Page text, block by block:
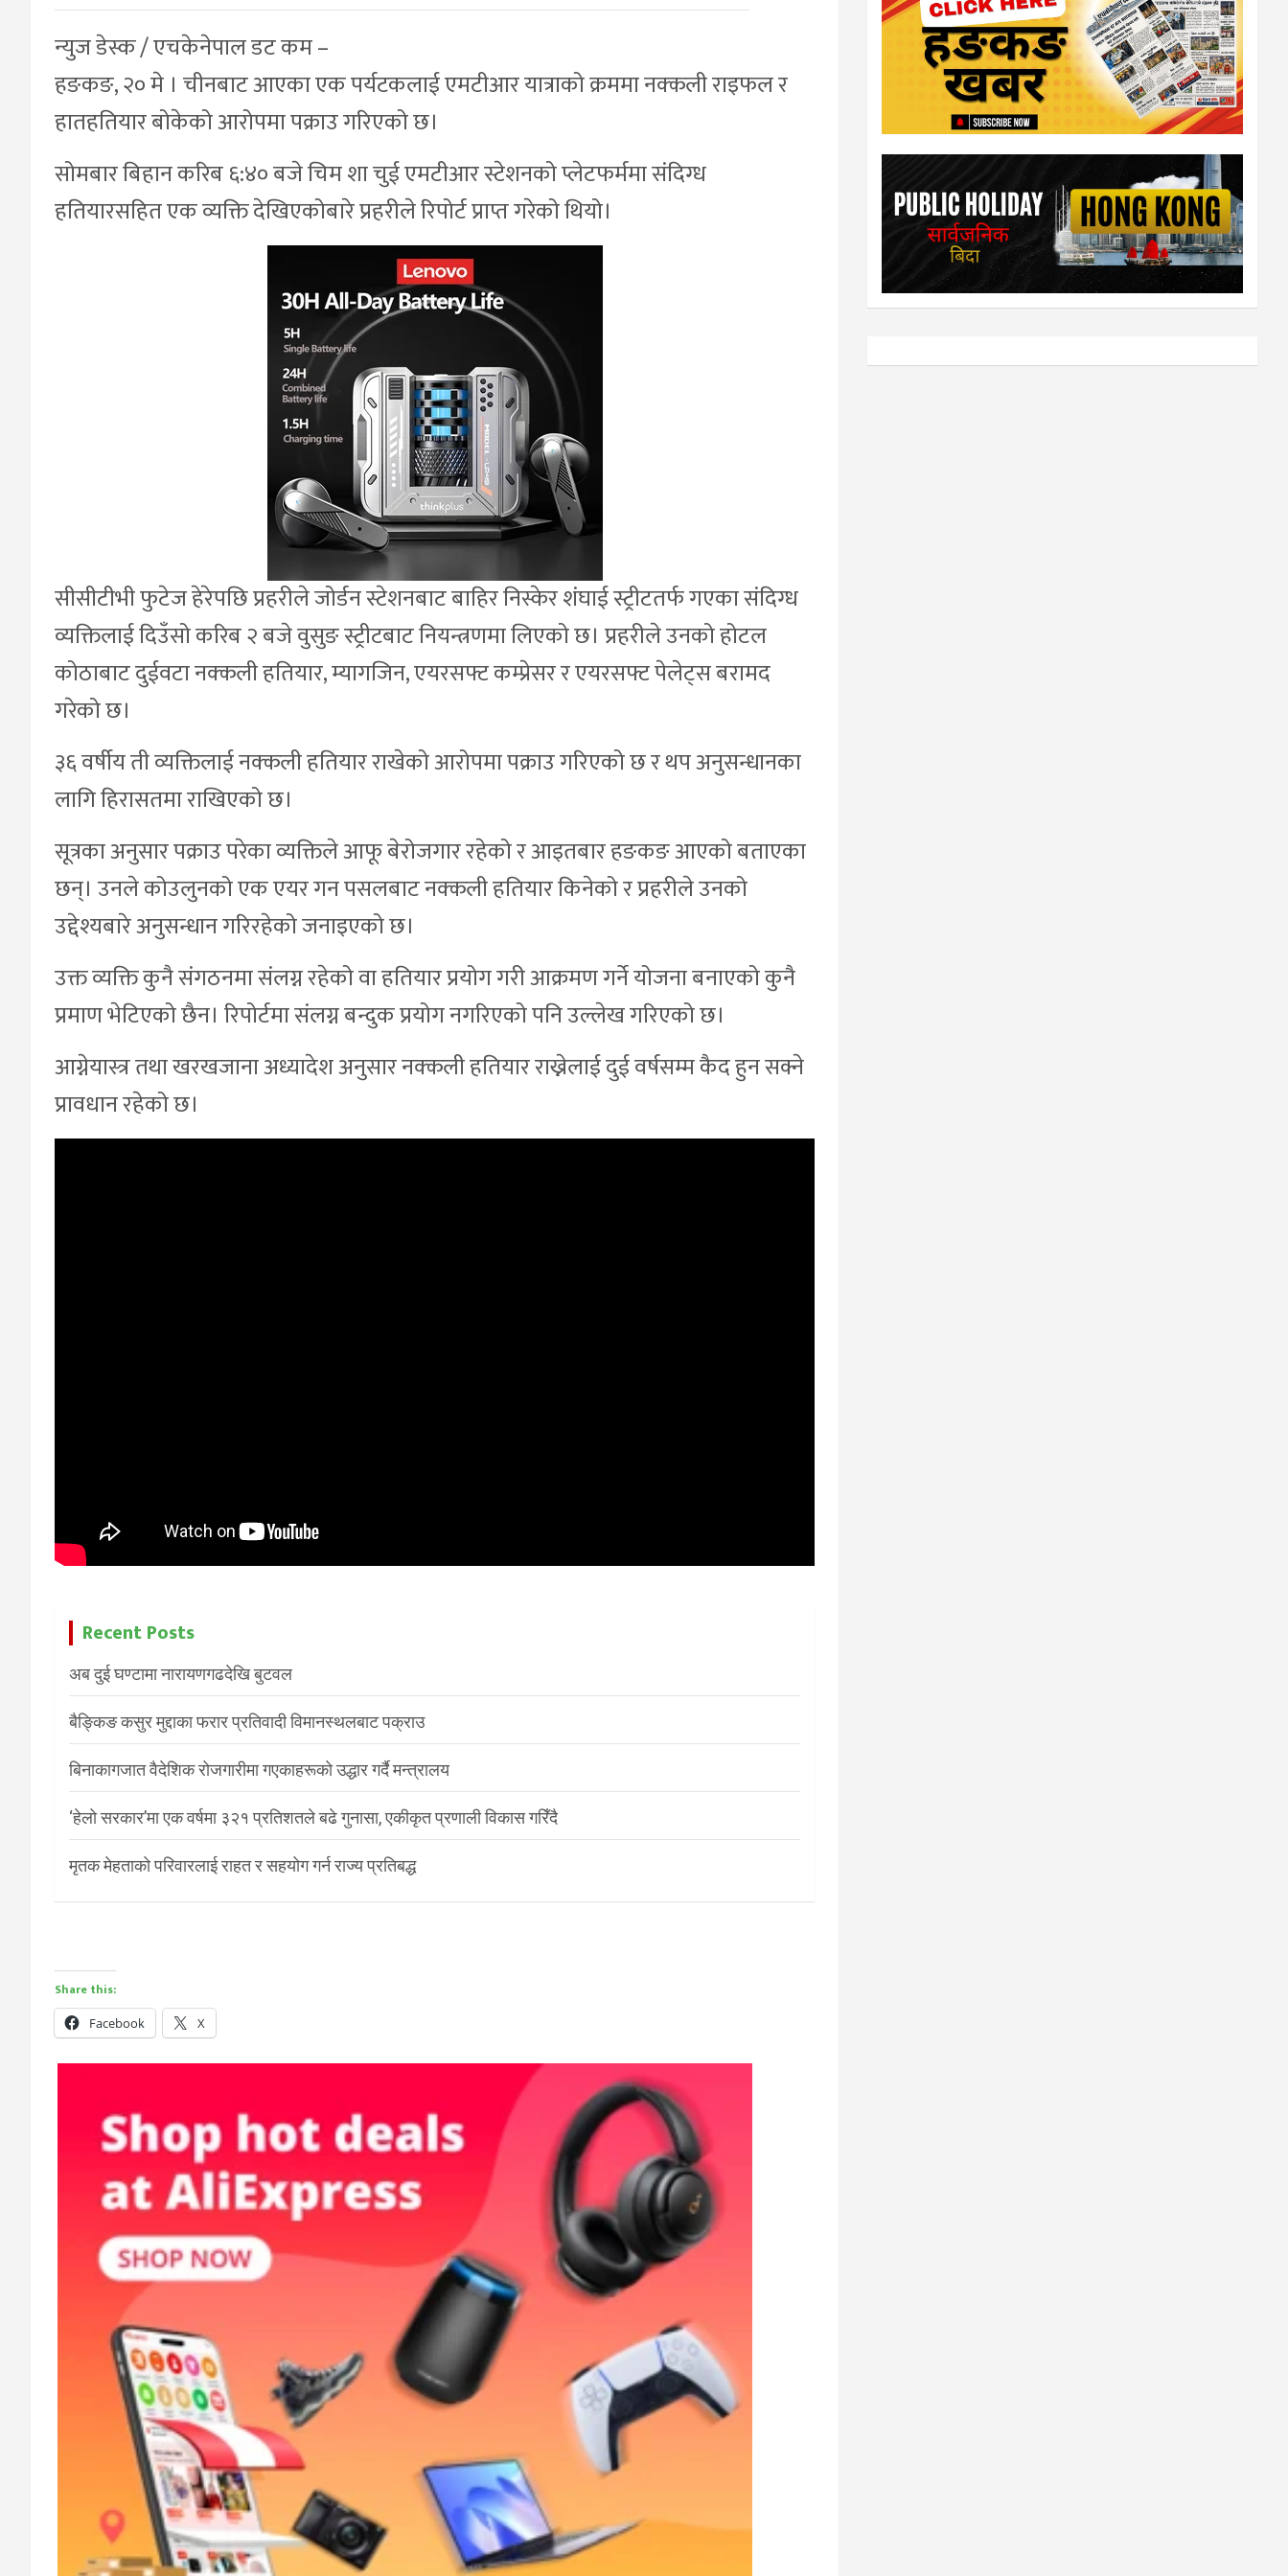
न्युज डेस्क / एचकेनेपाल डट कम –
हङकङ, २० मे । चीनबाट आएका एक पर्यटकलाई एमटीआर यात्राको क्रममा नक्कली राइफल र
हातहतियार बोकेको आरोपमा पक्राउ गरिएको छ।
सोमबार बिहान करिब ६:४० बजे चिम शा चुई एमटीआर स्टेशनको प्लेटफर्ममा संदिग्ध
हतियारसहित एक व्यक्ति देखिएकोबारे प्रहरीले रिपोर्ट प्राप्त गरेको थियो।
सीसीटीभी फुटेज हेरेपछि प्रहरीले जोर्डन स्टेशनबाट बाहिर निस्केर शंघाई स्ट्रीटतर्फ गएका संदिग्ध
व्यक्तिलाई दिउँसो करिब २ बजे वुसुङ स्ट्रीटबाट नियन्त्रणमा लिएको छ। प्रहरीले उनको होटल
कोठाबाट दुईवटा नक्कली हतियार, म्यागजिन, एयरसफ्ट कम्प्रेसर र एयरसफ्ट पेलेट्स बरामद
गरेको छ।
३६ वर्षीय ती व्यक्तिलाई नक्कली हतियार राखेको आरोपमा पक्राउ गरिएको छ र थप अनुसन्धानका
लागि हिरासतमा राखिएको छ।
सूत्रका अनुसार पक्राउ परेका व्यक्तिले आफू बेरोजगार रहेको र आइतबार हङकङ आएको बताएका
छन्। उनले कोउलुनको एक एयर गन पसलबाट नक्कली हतियार किनेको र प्रहरीले उनको
उद्देश्यबारे अनुसन्धान गरिरहेको जनाइएको छ।
उक्त व्यक्ति कुनै संगठनमा संलग्न रहेको वा हतियार प्रयोग गरी आक्रमण गर्ने योजना बनाएको कुनै
प्रमाण भेटिएको छैन। रिपोर्टमा संलग्न बन्दुक प्रयोग नगरिएको पनि उल्लेख गरिएको छ।
आग्नेयास्त्र तथा खरखजाना अध्यादेश अनुसार नक्कली हतियार राख्नेलाई दुई वर्षसम्म कैद हुन सक्ने
प्रावधान रहेको छ।
Recent Posts
अब दुई घण्टामा नारायणगढदेखि बुटवल
बैङ्किङ कसुर मुद्दाका फरार प्रतिवादी विमानस्थलबाट पक्राउ
बिनाकागजात वैदेशिक रोजगारीमा गएकाहरूको उद्धार गर्दै मन्त्रालय
‘हेलो सरकार’मा एक वर्षमा ३२१ प्रतिशतले बढे गुनासा, एकीकृत प्रणाली विकास गरिँदै
मृतक मेहताको परिवारलाई राहत र सहयोग गर्न राज्य प्रतिबद्ध
Share this:
Facebook X